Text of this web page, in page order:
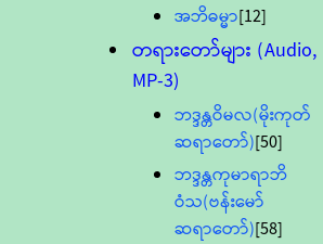
အဘိဓမ္မာ[12]
တရားတော်များ (Audio,
MP-3)
ဘဒ္ဒန္တဝိမလ(မိုးကုတ်
ဆရာတော်)[50]
ဘဒ္ဒန္တကုမာရာဘိ
ဝံသ(ဗန်းမော်
ဆရာတော်)[58]